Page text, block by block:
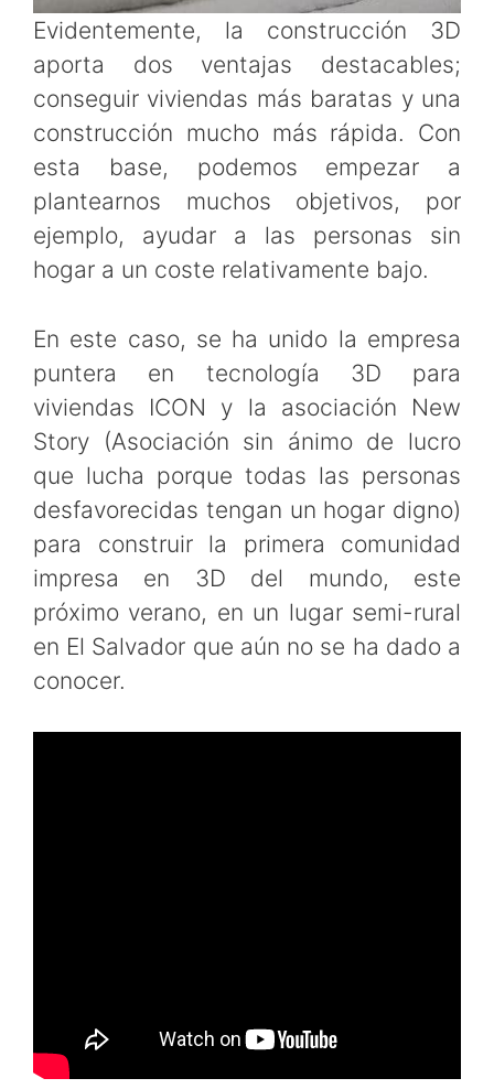
Evidentemente, la construcción 3D
aporta dos ventajas destacables;
conseguir viviendas más baratas y una
construcción mucho más rápida. Con
esta base, podemos empezar a
plantearnos muchos objetivos, por
ejemplo, ayudar a las personas sin
hogar a un coste relativamente bajo.
En este caso, se ha unido la empresa
puntera en tecnología 3D para
viviendas ICON y la asociación New
Story (Asociación sin ánimo de lucro
que lucha porque todas las personas
desfavorecidas tengan un hogar digno)
para construir la primera comunidad
impresa en 3D del mundo, este
próximo verano, en un lugar semi-rural
en El Salvador que aún no se ha dado a
conocer.